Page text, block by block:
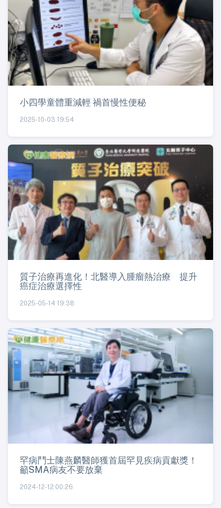
小四學童體重減輕 禍首慢性便秘
2025-10-03 19:54
質子治療再進化！北醫導入腫瘤熱治療 提升
癌症治療選擇性
2025-05-14 19:38
罕病鬥士陳燕麟醫師獲首屆罕見疾病貢獻獎！
籲SMA病友不要放棄
2024-12-12 00:26